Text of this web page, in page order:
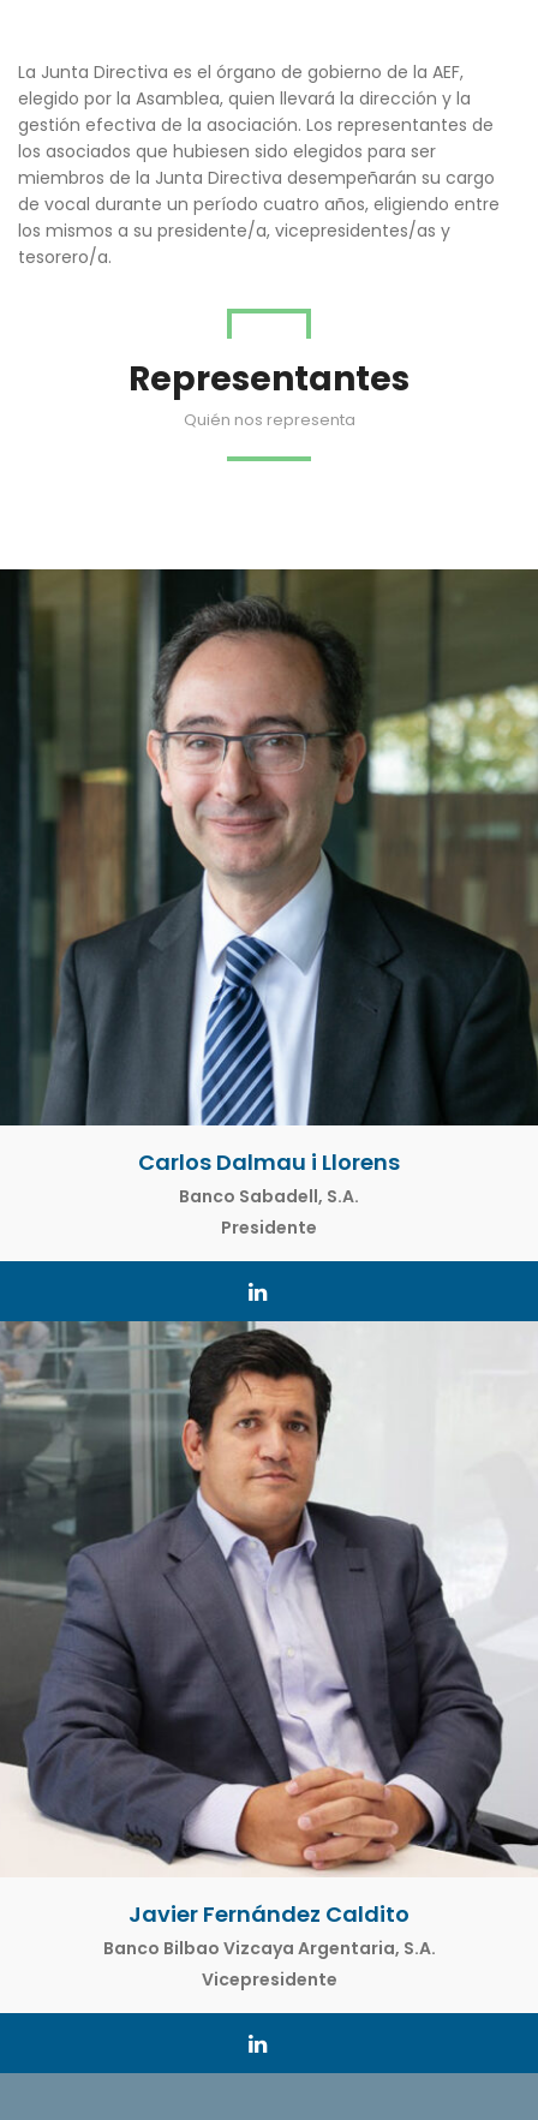
La Junta Directiva es el órgano de gobierno de la AEF,
elegido por la Asamblea, quien llevará la dirección y la
gestión efectiva de la asociación. Los representantes de
los asociados que hubiesen sido elegidos para ser
miembros de la Junta Directiva desempeñarán su cargo
de vocal durante un período cuatro años, eligiendo entre
los mismos a su presidente/a, vicepresidentes/as y
tesorero/a.
Representantes
Quién nos representa
Carlos Dalmau i Llorens
Banco Sabadell, S.A.
Presidente
Javier Fernández Caldito
Banco Bilbao Vizcaya Argentaria, S.A.
Vicepresidente